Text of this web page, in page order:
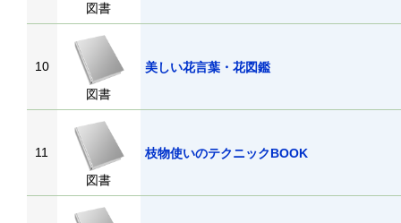
図書
10
図書
美しい花言葉・花図鑑
11
図書
枝物使いのテクニックBOOK